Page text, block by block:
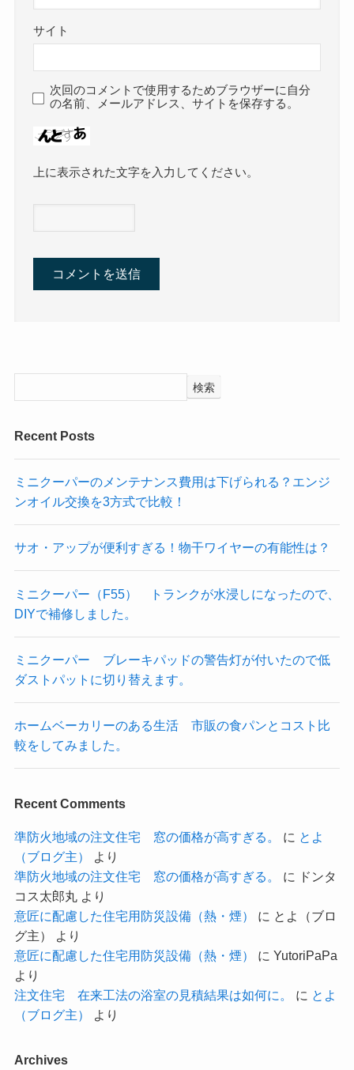
サイト
次回のコメントで使用するためブラウザーに自分
の名前、メールアドレス、サイトを保存する。
上に表示された文字を入力してください。
検索
Recent Posts
ミニクーパーのメンテナンス費用は下げられる？エンジ
ンオイル交換を3方式で比較！
サオ・アップが便利すぎる！物干ワイヤーの有能性は？
ミニクーパー（F55） トランクが水浸しになったので、
DIYで補修しました。
ミニクーパー ブレーキパッドの警告灯が付いたので低
ダストパットに切り替えます。
ホームベーカリーのある生活 市販の食パンとコスト比
較をしてみました。
Recent Comments
準防火地域の注文住宅 窓の価格が高すぎる。 に とよ
（ブログ主）
より
準防火地域の注文住宅 窓の価格が高すぎる。
に
ドンタ
コス太郎丸
より
意匠に配慮した住宅用防災設備（熱・煙）
に とよ（ブロ
グ主）
より
意匠に配慮した住宅用防災設備（熱・煙）
に YutoriPaPa
より
注文住宅 在来工法の浴室の見積結果は如何に。
に とよ
（ブログ主）
より
Archives